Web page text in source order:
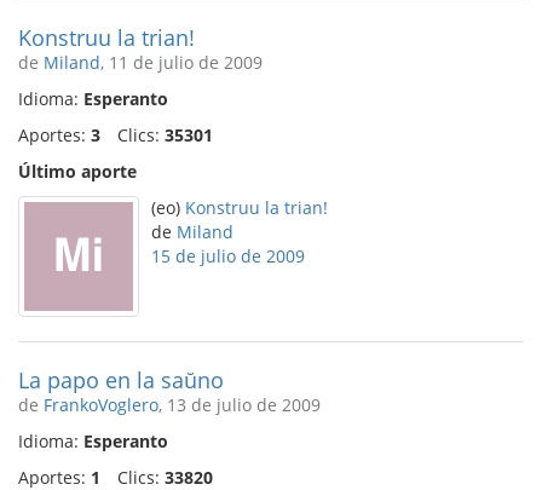
Konstruu la trian!
de Miland, 11 de julio de 2009
Idioma: Esperanto
Aportes: 3 Clics: 35301
Último aporte
(eo) Konstruu la trian!
de Miland
15 de julio de 2009
La papo en la saŭno
de FrankoVoglero, 13 de julio de 2009
Idioma: Esperanto
Aportes: 1 Clics: 33820